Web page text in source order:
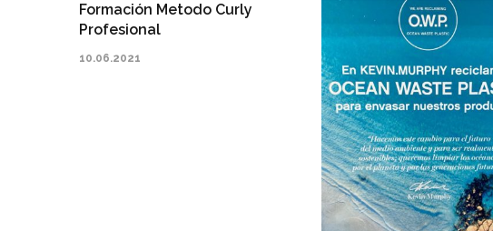
Formación Metodo Curly
Profesional
10.06.2021